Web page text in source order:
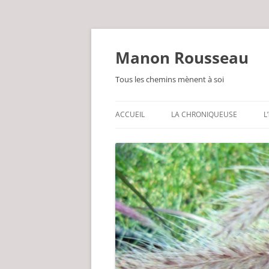
Manon Rousseau
Tous les chemins mènent à soi
ACCUEIL LA CHRONIQUEUSE
LEG DE GRAND-MÈRE
GUÉRISSEUSE PAR NATURE
UN BRIN POÈTE
INLASSABLEMENT JARDINIÈRE